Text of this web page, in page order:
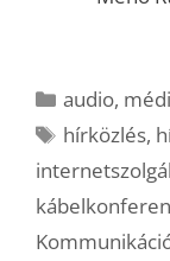
Kategória
audio,
Címkék
hírközlés,